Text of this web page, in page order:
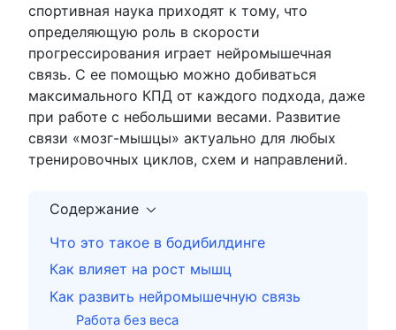
спортивная наука приходят к тому, что
определяющую роль в скорости
прогрессирования играет нейромышечная
связь. С ее помощью можно добиваться
максимального КПД от каждого подхода, даже
при работе с небольшими весами. Развитие
связи «мозг-мышцы» актуально для любых
тренировочных циклов, схем и направлений.
Содержание
Что это такое в бодибилдинге
Как влияет на рост мышц
Как развить нейромышечную связь
Работа без веса